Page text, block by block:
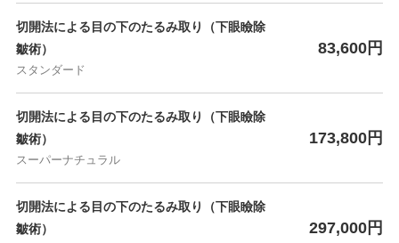
切開法による目の下のたるみ取り（下眼瞼除
皺術）
スタンダード
83,600円
切開法による目の下のたるみ取り（下眼瞼除
皺術）
スーパーナチュラル
173,800円
切開法による目の下のたるみ取り（下眼瞼除
皺術）
297,000円